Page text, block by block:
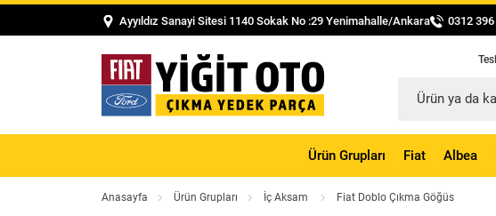
Ayyıldız Sanayi Sitesi 1140 Sokak No :29 Yenimahalle/Ankara 0312
Ürün Grupları Fiat Albea
Anasayfa Ürün Grupları İç Aksam Fiat Doblo Çıkma Göğüs